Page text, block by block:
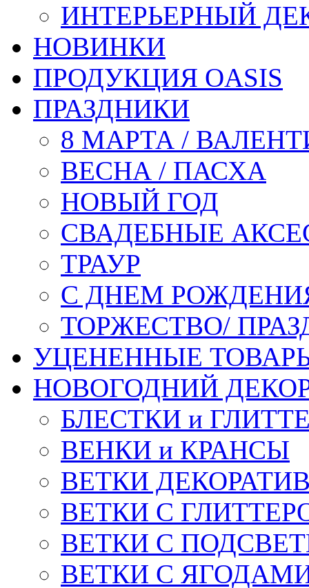
ИНТЕРЬЕРНЫЙ
НОВИНКИ
ПРОДУКЦИЯ OASIS
ПРАЗДНИКИ
8 МАРТА /
ВЕСНА / ПАСХА
НОВЫЙ ГОД
СВАДЕБНЫЕ
ТРАУР
С ДНЕМ
ТОРЖЕСТВО/
УЦЕНЕННЫЕ
НОВОГОДНИЙ
БЛЕСТКИ и
ВЕНКИ и КРАНСЫ
ВЕТКИ
ВЕТКИ С
ВЕТКИ С
ВЕТКИ С